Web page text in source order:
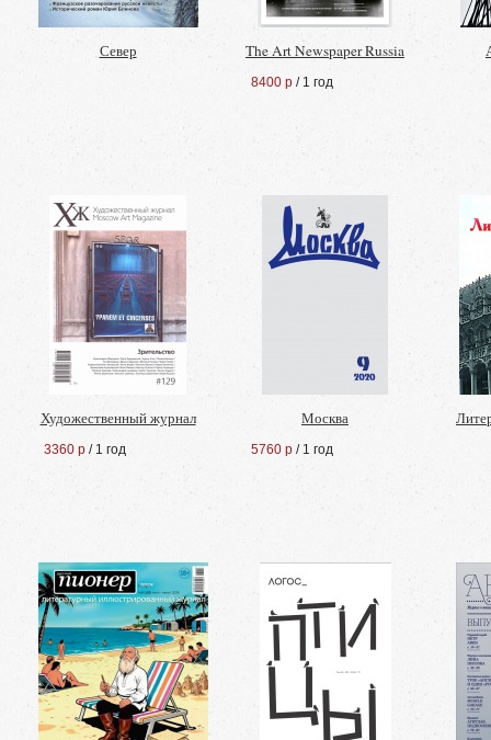
Север The Art Newspaper Russia
8400 р / 1 год
Художественный журнал
3360 р / 1 год
Москва
5760 р / 1 год